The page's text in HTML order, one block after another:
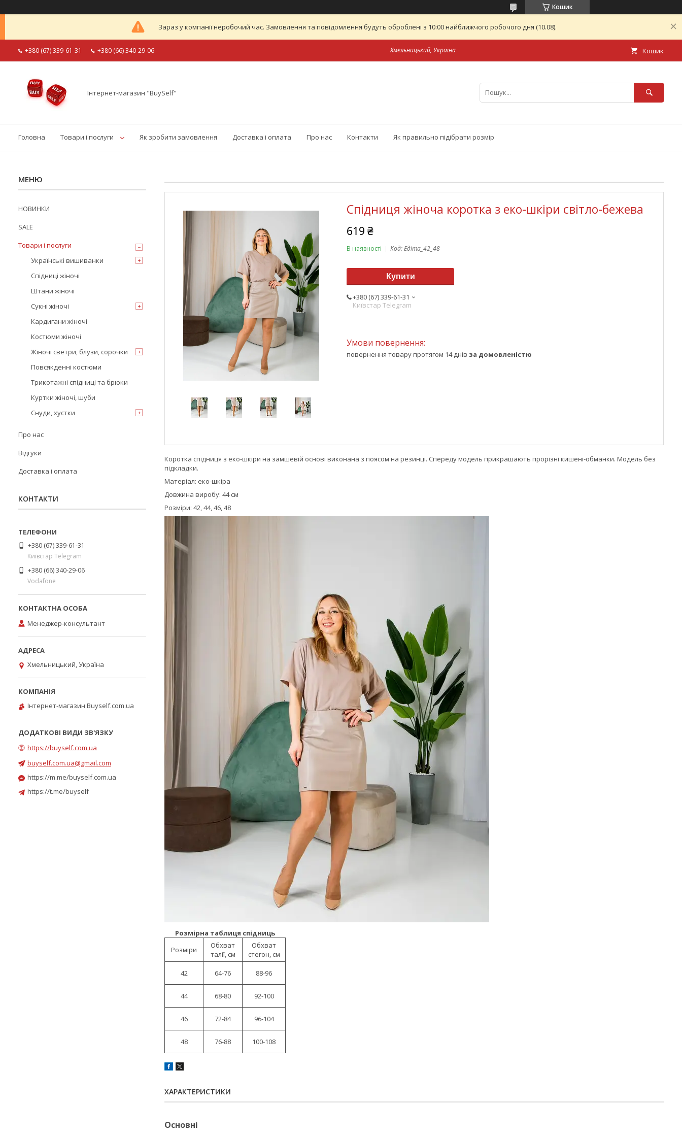
Кошик
Зараз у компанії неробочий час. Замовлення та повідомлення будуть оброблені з 10:00 найближчого робочого дня (10.08).
+380 (67) 339-61-31 +380 (66) 340-29-06 Хмельницький, Україна Кошик
Інтернет-магазин "BuySelf"
Головна Товари і послуги Як зробити замовлення Доставка і оплата Про нас Контакти Як правильно підібрати розмір
Спідниця жіноча коротка з еко-шкіри світло-бежева
619 ₴
В наявності Код:Едіта_42_48
Купити
+380 (67) 339-61-31
Київстар Telegram
повернення товару протягом 14 днів за домовленістю
Коротка спідниця з еко-шкіри на замшевій основі виконана з поясом на резинці. Спереду модель прикрашають прорізні кишені-обманки. Модель без
підкладки.
Матеріал: еко-шкіра
Довжина виробу: 44 см
Розміри: 42, 44, 46, 48
Розмірна таблиця спідниць
Розміри
Обхват
талії, см
Обхват
стегон, см
42 64-76 88-96
44 68-80 92-100
46 72-84 96-104
48 76-88 100-108
ХАРАКТЕРИСТИКИ
Основні
НОВИНКИ
SALE
Товари і послуги
Українські вишиванки
Спідниці жіночі
Штани жіночі
Сукні жіночі
Кардигани жіночі
Костюми жіночі
Жіночі светри, блузи, сорочки
Повсякденні костюми
Трикотажні спідниці та брюки
Куртки жіночі, шуби
Снуди, хустки
Про нас
Відгуки
Доставка і оплата
КОНТАКТИ
+380 (67) 339-61-31
Київстар Telegram
+380 (66) 340-29-06
Vodafone
Менеджер-консультант
Хмельницький, Україна
Інтернет-магазин Buyself.com.ua
https://buyself.com.ua
buyself.com.ua@gmail.com
https://m.me/buyself.com.ua
https://t.me/buyself